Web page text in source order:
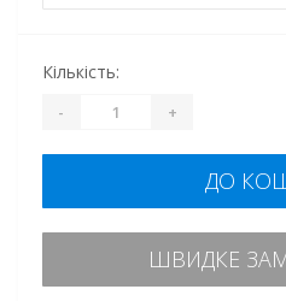
Кількість:
- +
ДО
ШВИДКЕ